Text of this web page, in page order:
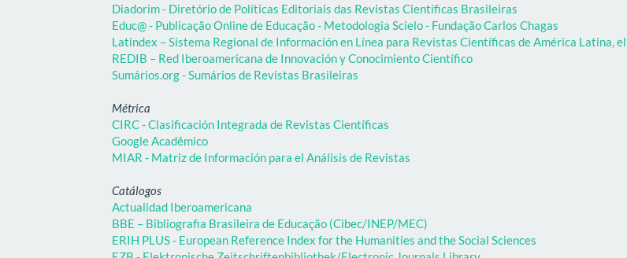
Diadorim - Diretório de Políticas Editoriais das Revistas Científicas Brasileiras
Educ@ - Publicação Online de Educação - Metodologia Scielo - Fundação Carlos Chagas
Latindex – Sistema Regional de Información en Línea para Revistas Científicas de América Latina,
REDIB – Red Iberoamericana de Innovación y Conocimiento Científico
Sumários.org - Sumários de Revistas Brasileiras
Métrica
CIRC - Clasificación Integrada de Revistas Científicas
Google Acadêmico
MIAR - Matriz de Información para el Análisis de Revistas
Catálogos
Actualidad Iberoamericana
BBE – Bibliografia Brasileira de Educação (Cibec/INEP/MEC)
ERIH PLUS - European Reference Index for the Humanities and the Social Sciences